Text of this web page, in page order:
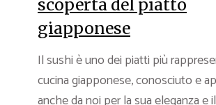
scoperta del piatto
giapponese
Il sushi è uno dei piatti più
cucina giapponese, conosciuto e
anche da noi per la sua eleganza e